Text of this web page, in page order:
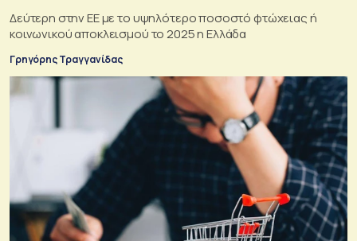
Δεύτερη στην ΕΕ με το υψηλότερο ποσοστό φτώχειας ή
κοινωνικού αποκλεισμού το 2025 η Ελλάδα
Γρηγόρης Τραγγανίδας